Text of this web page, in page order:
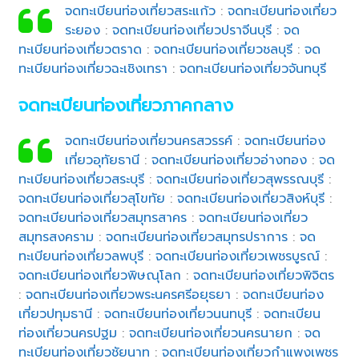
จดทะเบียนท่องเที่ยวสระแก้ว: จดทะเบียนท่องเที่ยว
ระยอง: จดทะเบียนท่องเที่ยวปราจีนบุรี: จด
ทะเบียนท่องเที่ยวตราด :จดทะเบียนท่องเที่ยวชลบุรี :จด
ทะเบียนท่องเที่ยวฉะเชิงเทรา :จดทะเบียนท่องเที่ยวจันทบุรี
จดทะเบียนท่องเที่ยวภาคกลาง
จดทะเบียนท่องเที่ยวนครสวรรค์: จดทะเบียนท่อง
เที่ยวอุทัยธานี: จดทะเบียนท่องเที่ยวอ่างทอง: จด
ทะเบียนท่องเที่ยวสระบุรี :จดทะเบียนท่องเที่ยวสุพรรณบุรี :
จดทะเบียนท่องเที่ยวสุโขทัย :จดทะเบียนท่องเที่ยวสิงห์บุรี :
จดทะเบียนท่องเที่ยวสมุทรสาคร :จดทะเบียนท่องเที่ยว
สมุทรสงคราม :จดทะเบียนท่องเที่ยวสมุทรปราการ :จด
ทะเบียนท่องเที่ยวลพบุรี :จดทะเบียนท่องเที่ยวเพชรบูรณ์ :
จดทะเบียนท่องเที่ยวพิษณุโลก :จดทะเบียนท่องเที่ยวพิจิตร
:จดทะเบียนท่องเที่ยวพระนครศรีอยุธยา :จดทะเบียนท่อง
เที่ยวปทุมธานี :จดทะเบียนท่องเที่ยวนนทบุรี :จดทะเบียน
ท่องเที่ยวนครปฐม :จดทะเบียนท่องเที่ยวนครนายก :จด
ทะเบียนท่องเที่ยวชัยนาท :จดทะเบียนท่องเที่ยวกำแพงเพชร